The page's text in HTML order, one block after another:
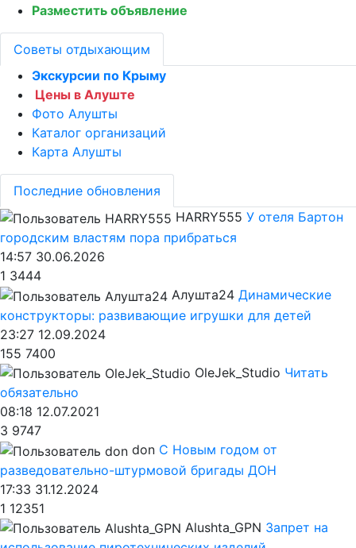
Разместить объявление
Советы отдыхающим
Экскурсии по Крыму
Цены в Алуште
Фото Алушты
Каталог организаций
Карта Алушты
Последние обновления
HARRY555 У отеля Бартон
городским властям пора прибраться
14:57 30.06.2026
1 3444
Алушта24 Динамические
конструкторы: развивающие игрушки для детей
23:27 12.09.2024
155 7400
OleJek_Studio Читать
обязательно
08:18 12.07.2021
3 9747
don С Новым годом от
разведовательно-штурмовой бригады ДОН
17:33 31.12.2024
1 12351
Alushta_GPN Запрет на